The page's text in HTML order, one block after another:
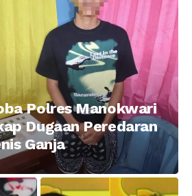
Polres Manokwari
Dugaan Peredaran
Ganja